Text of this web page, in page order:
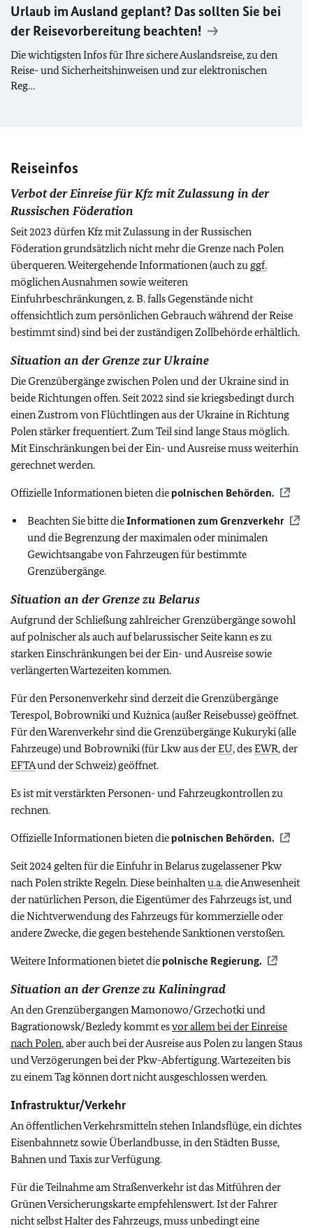
Urlaub im Ausland geplant? Das sollten Sie bei
der Reisevorbereitung beachten!
Die wichtigsten Infos für Ihre sichere Auslandsreise, zu den
Reise- und Sicherheitshinweisen und zur elektronischen
Reg…
Reiseinfos
Verbot der Einreise für Kfz mit Zulassung in der
Russischen Föderation
Seit 2023 dürfen Kfz mit Zulassung in der Russischen
Föderation grundsätzlich nicht mehr die Grenze nach Polen
überqueren. Weitergehende Informationen (auch zu ggf.
möglichen Ausnahmen sowie weiteren
Einfuhrbeschränkungen, z. B. falls Gegenstände nicht
offensichtlich zum persönlichen Gebrauch während der Reise
bestimmt sind) sind bei der zuständigen Zollbehörde erhältlich.
Situation an der Grenze zur Ukraine
Die Grenzübergänge zwischen Polen und der Ukraine sind in
beide Richtungen offen. Seit 2022 sind sie kriegsbedingt durch
einen Zustrom von Flüchtlingen aus der Ukraine in Richtung
Polen stärker frequentiert. Zum Teil sind lange Staus möglich.
Mit Einschränkungen bei der Ein- und Ausreise muss weiterhin
gerechnet werden.
Offizielle Informationen bieten die polnischen Behörden.
Beachten Sie bitte dieInformationen zum Grenzverkehr
und die Begrenzung dermaximalen oder minimalen
Gewichtsangabevon Fahrzeugen für bestimmte
Grenzübergänge.
Situation an der Grenze zu Belarus
Aufgrund der Schließung zahlreicher Grenzübergänge sowohl
auf polnischer als auch auf belarussischer Seite kann es zu
starken Einschränkungen bei der Ein- und Ausreise sowie
verlängerten Wartezeiten kommen.
Für den Personenverkehr sind derzeit die Grenzübergänge
Terespol, Bobrowniki und Kużnica (außer Reisebusse) geöffnet.
Für den Warenverkehr sind die Grenzübergänge Kukuryki (alle
Fahrzeuge) und Bobrowniki (für Lkw aus derEU, desEWR, der
EFTAund der Schweiz) geöffnet.
Es ist mit verstärkten Personen- und Fahrzeugkontrollen zu
rechnen.
Offizielle Informationen bieten die polnischen Behörden.
Seit 2024 gelten für die Einfuhr in Belarus zugelassener Pkw
nach Polen strikte Regeln. Diese beinhaltenu.a.die Anwesenheit
der natürlichen Person, die Eigentümer des Fahrzeugs ist, und
die Nichtverwendung des Fahrzeugs für kommerzielle oder
andere Zwecke, die gegen bestehende Sanktionen verstoßen.
Weitere Informationen bietet die polnische Regierung.
Situation an der Grenze zu Kaliningrad
An den Grenzübergangen Mamonowo/Grzechotki und
Bagrationowsk/Bezledy kommt esvor allem bei der Einreise
nach Polen, aber auch bei der Ausreise aus Polen zu langen Staus
und Verzögerungen bei der Pkw-Abfertigung. Wartezeiten bis
zu einem Tag können dort nicht ausgeschlossen werden.
Infrastruktur/Verkehr
An öffentlichen Verkehrsmitteln stehen Inlandsflüge, ein dichtes
Eisenbahnnetz sowie Überlandbusse, in den Städten Busse,
Bahnen und Taxis zur Verfügung.
Für die Teilnahme am Straßenverkehr ist das Mitführen der
Grünen Versicherungskarte empfehlenswert. Ist der Fahrer
nicht selbst Halter des Fahrzeugs, muss unbedingt eine